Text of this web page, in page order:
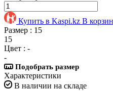
Купить в Kaspi.kz В
Размер : 15
15
Цвет : -
-
Подобрать размер
Характеристики
В наличии на складе